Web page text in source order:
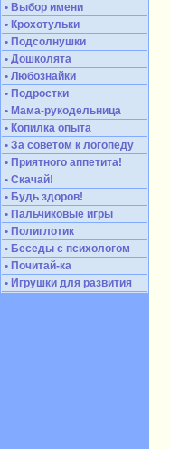
• Выбор имени
• Крохотульки
• Подсолнушки
• Дошколята
• Любознайки
• Подростки
• Мама-рукодельница
• Копилка опыта
• За советом к логопеду
• Приятного аппетита!
• Скачай!
• Будь здоров!
• Пальчиковые игры
• Полиглотик
• Беседы с психологом
• Почитай-ка
• Игрушки для развития